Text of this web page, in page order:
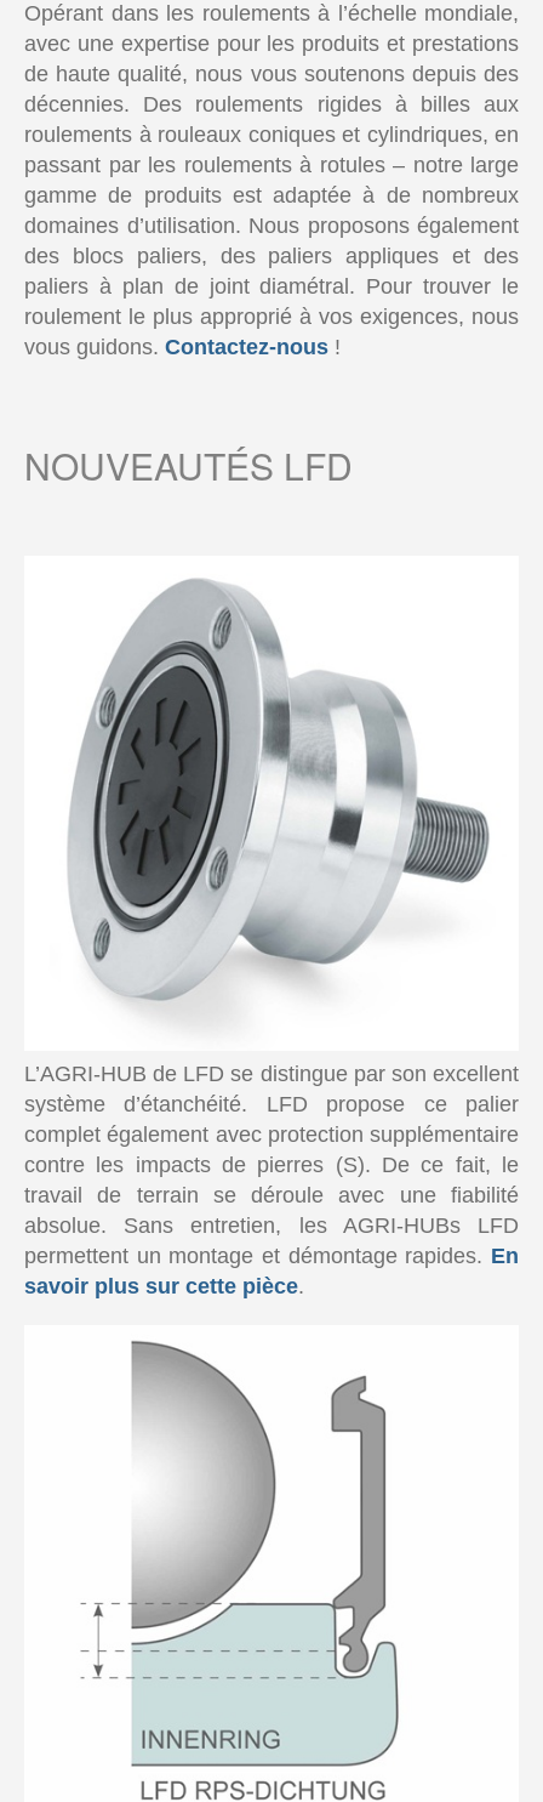
Opérant dans les roulements à l’échelle mondiale,
avec une expertise pour les produits et prestations
de haute qualité, nous vous soutenons depuis des
décennies. Des roulements rigides à billes aux
roulements à rouleaux coniques et cylindriques, en
passant par les roulements à rotules – notre large
gamme de produits est adaptée à de nombreux
domaines d’utilisation. Nous proposons également
des blocs paliers, des paliers appliques et des
paliers à plan de joint diamétral. Pour trouver le
roulement le plus approprié à vos exigences, nous
vous guidons. Contactez-nous !
NOUVEAUTÉS LFD
L’AGRI-HUB de LFD se distingue par son excellent
système d’étanchéité. LFD propose ce palier
complet également avec protection supplémentaire
contre les impacts de pierres (S). De ce fait, le
travail de terrain se déroule avec une fiabilité
absolue. Sans entretien, les AGRI-HUBs LFD
permettent un montage et démontage rapides. En
savoir plus sur cette pièce.